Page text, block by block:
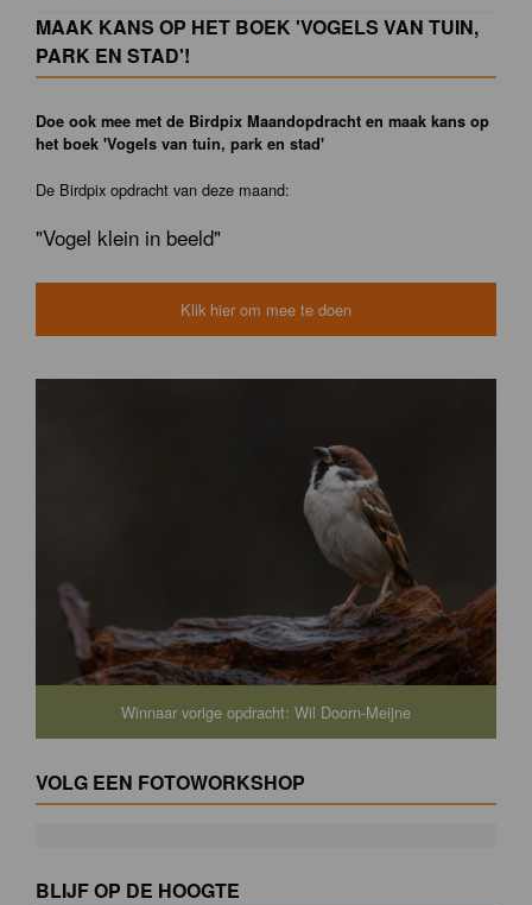
MAAK KANS OP HET BOEK 'VOGELS VAN TUIN,
PARK EN STAD'!
Doe ook mee met de Birdpix Maandopdracht en maak kans op
het boek 'Vogels van tuin, park en stad'
De Birdpix opdracht van deze maand:
"Vogel klein in beeld"
Klik hier om mee te doen
Winnaar vorige opdracht: Wil Doorn-Meijne
VOLG EEN FOTOWORKSHOP
BLIJF OP DE HOOGTE